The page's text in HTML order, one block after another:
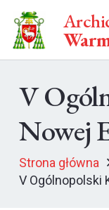
V
Nowej
Strona główna
V Ogólnopolski